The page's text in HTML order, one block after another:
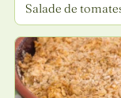
Salade de